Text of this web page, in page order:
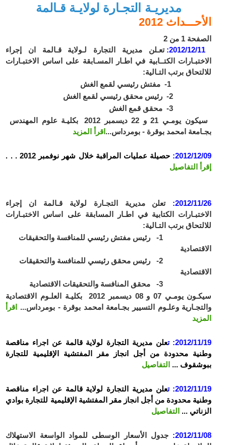
مديريـة التجـارة لولايـة قـالمة
الأحـــداث 2012
الصفحة 1 من 2
2012/12/11:
تعـلن مديرية التجارة لـولاية قـالمة ان إجراء
الاختبـارات الكتــابية في اطـار المسـابقة على اساس الاختبـارات
للالتحاق برتب التـالية:
سيكون يومـي 21 و 22 ديسمبر 2012 بكليـة علوم المهندس
بجـامعة امحمد بوقرة - بومرداس... اقرأ المزيد
2012/12/09:
حصيلة عمليات المراقبة خلال شهر نوفمبر 2012 . . .
إقرأ التفاصيل
2012/11/26:
تعلن مديرية التجـارة لولاية قـالمة ان إجراء
الاختبـارات الكتابية في اطـار المسابقة على اساس الاختبـارات
للالتحاق برتب التـالية:
1- رئيس مفتش رئيسي للمنافسة والتحقيقات
الاقتصادية
2- رئيس محقق رئيسي للمنافسة والتحقيقات
الاقتصادية
سيكـون يومـي 07 و 08 ديسمبر 2012 بكليـة العلـوم الاقتصادية
والتجـارية وعلـوم التسيير بجـامعة امحمد بوقرة - بومرداس...
اقرأ
المزيد
2012/11/19: تعلن مديرية التجارة لولاية قالمة عن اجر اء مناقصة
وطنية محدودة من أجل انجاز مقر المفتشية الإقليمية للتجارة
ببوشقوف ... التفاصيل
2012/11/19: تعلن مديرية التجارة لولاية قالمة عن اجر اء مناقصة
وطنية محدودة من أجل انجاز مقر المفتشية الإقليمية للتجارة بوادي
الزناتي ... التفاصيل
2012/11/08:
جدول الأسعار الوسطى للمواد الواسعة الاستهلاك